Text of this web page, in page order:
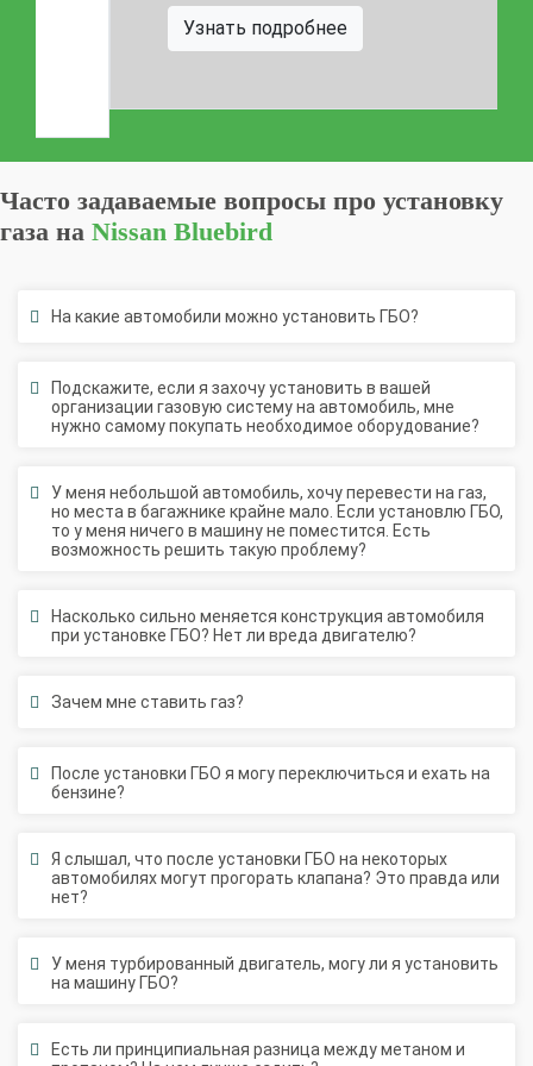
Свидетельство на ГБОУзнать подробнее
газа наNissan Bluebird
организации газовую систему на автомобиль, мне
нужно самому покупать необходимое оборудование?
но места в багажнике крайне мало. Если установлю ГБО,
то у меня ничего в машину не поместится. Есть
возможность решить такую проблему?
при установке ГБО? Нет ли вреда двигателю?
бензине?
автомобилях могут прогорать клапана? Это правда или
нет?
на машину ГБО?
пропаном? На чем лучше ездить?